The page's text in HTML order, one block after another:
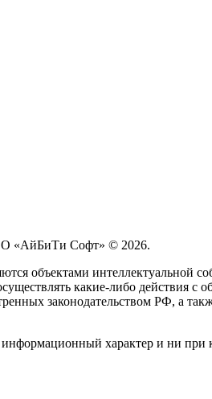
«АйБиТи Софт» © 2026.
объектами интеллектуальной
какие-либо действия с
законодательством РФ, а
характер и ни